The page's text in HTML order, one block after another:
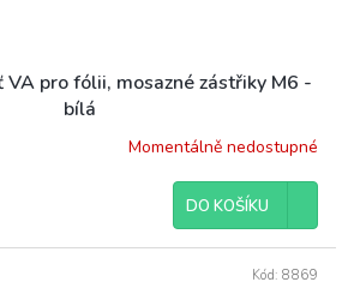
VA pro fólii, mosazné zástřiky M6 -
bílá
Momentálně nedostupné
DO KOŠÍKU
Kód: 8869